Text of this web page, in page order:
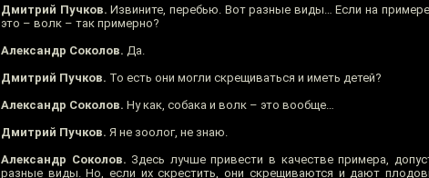
Дмитрий Пучков. Извините, перебью. Вот разные виды… Если на
это – волк – так примерно?
Александр Соколов. Да.
Дмитрий Пучков. То есть они могли скрещиваться и иметь детей?
Александр Соколов. Ну как, собака и волк – это вообще…
Дмитрий Пучков. Я не зоолог, не знаю.
Александр Соколов. Здесь лучше привести в качестве примера,
разные виды. Но, если их скрестить, они скрещиваются и дают